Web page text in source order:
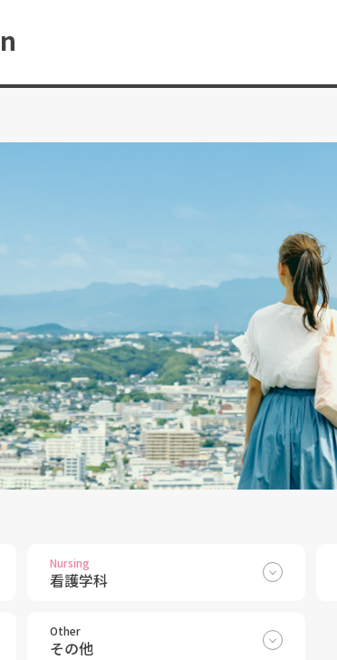
Nursing
看護学科
Other
その他